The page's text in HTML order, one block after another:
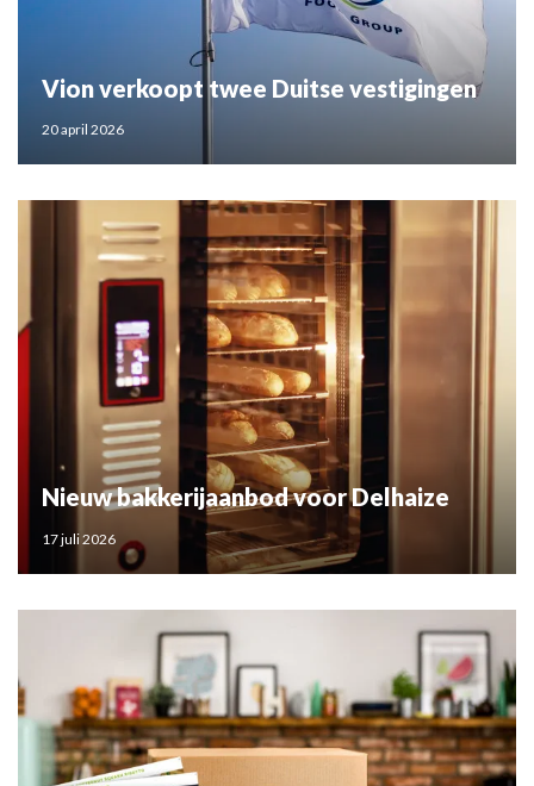
Vion verkoopt twee Duitse vestigingen
20 april 2026
Nieuw bakkerijaanbod voor Delhaize
17 juli 2026